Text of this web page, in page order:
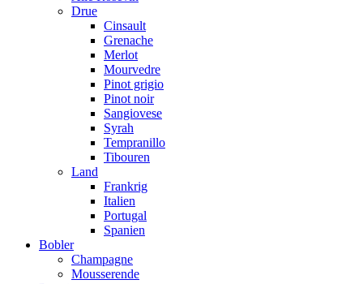
Drue
Cinsault
Grenache
Merlot
Mourvedre
Pinot grigio
Pinot noir
Sangiovese
Syrah
Tempranillo
Tibouren
Land
Frankrig
Italien
Portugal
Spanien
Bobler
Champagne
Mousserende